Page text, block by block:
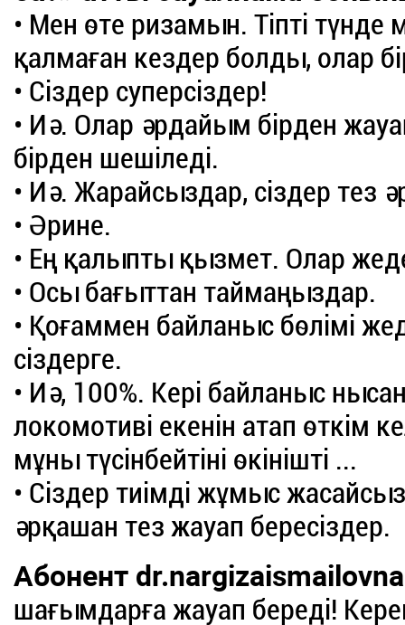
• Мен өте ризамын. Тіпті
қалмаған кездер болды, олар
• Сіздер суперсіздер!
• Иә. Олар әрдайым бірден
бірден шешіледі.
• Иә. Жарайсыздар, сіздер тез
• Әрине.
• Ең қалыпты қызмет. Олар
• Осы бағыттан таймаңыздар.
• Қоғаммен байланыс бөлімі
сіздерге.
• Иә, 100%. Кері байланыс
локомотиві екенін атап өткім
мұны түсінбейтіні өкінішті ...
• Сіздер тиімді жұмыс
әрқашан тез жауап бересіздер.
Абонент
шағымдарға жауап береді!